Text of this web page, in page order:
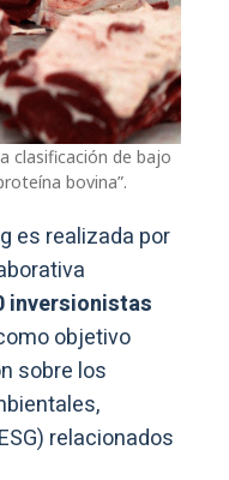
clasificación de bajo
bovina”.
es realizada por
inversionistas
objetivo
sobre los
relacionados